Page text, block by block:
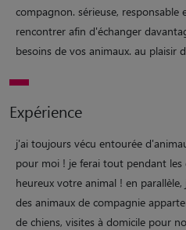
compagnon. sérieuse,
rencontrer afin d'échanger
besoins de vos animaux. au plaisir
Expérience
j'ai toujours vécu entourée
pour moi ! je ferai tout pendant
heureux votre animal ! en
des animaux de compagnie
de chiens, visites à domicile pour